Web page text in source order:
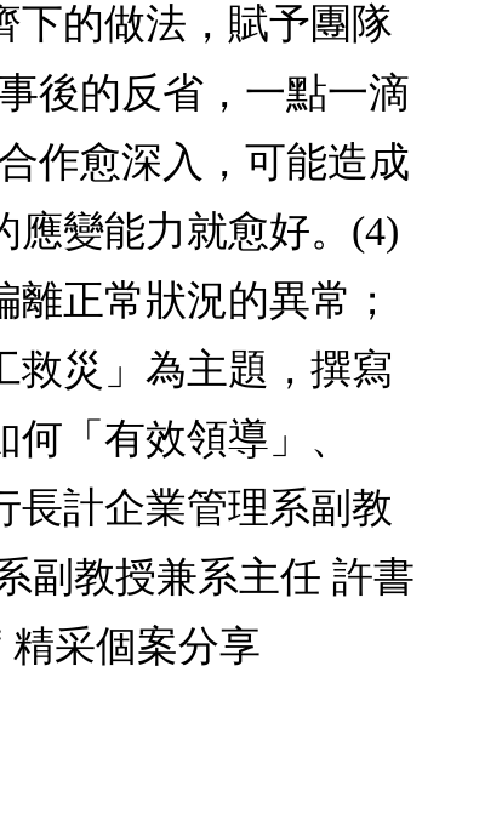
下的做法，賦予團隊
後的反省，一點一滴
作愈深入，可能造成
應變能力就愈好。(4)
正常狀況的異常；
救災」為主題，撰寫
「有效領導」、
長計企業管理系副教
副教授兼系主任 許書
采個案分享